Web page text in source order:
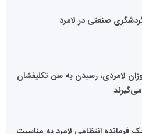
صنعتی در لامرد
لامردی، رسیدن به سن تکلیفشان
فرمانده انتظامی لامرد به مناسبت